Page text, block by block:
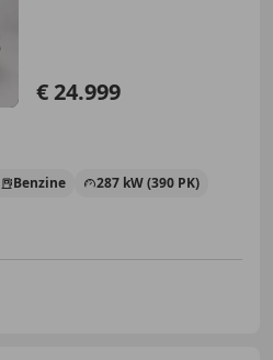
€ 24.999
Benzine 287 kW (390 PK)